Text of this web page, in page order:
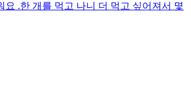
.한 개를 먹고 나니 더 먹고 싶어져서 몇